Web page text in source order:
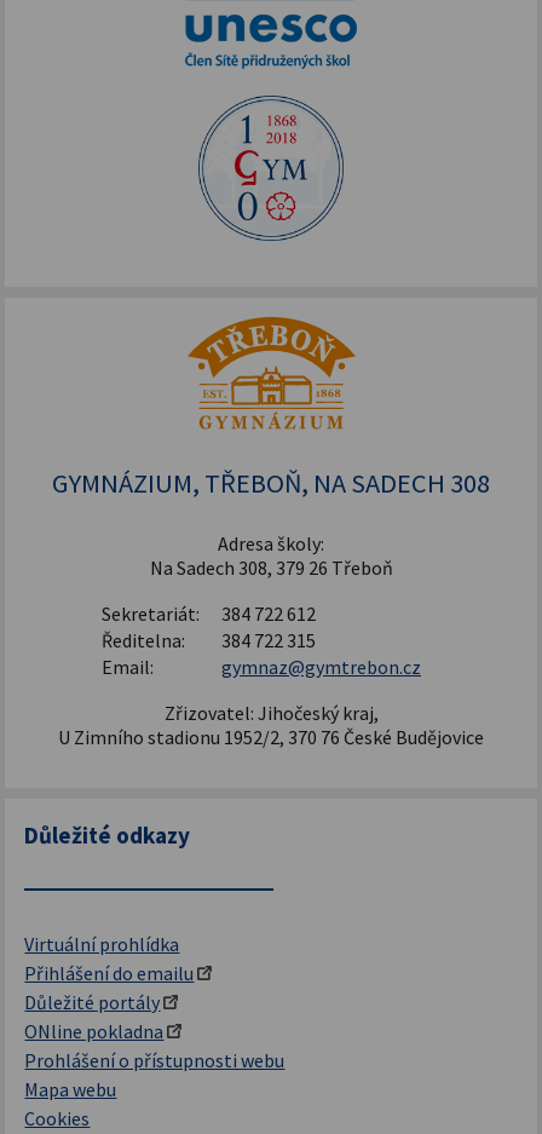
GYMNÁZIUM, TŘEBOŇ, NA SADECH 308
Adresa školy:
Na Sadech 308, 379 26 Třeboň
Sekretariát:
384 722 612
Ředitelna:
384 722 315
Email:
gymnaz@gymtrebon.cz
Zřizovatel: Jihočeský kraj,
U Zimního stadionu 1952/2, 370 76 České Budějovice
Důležité odkazy
Virtuální prohlídka
Přihlášení do emailu
Důležité portály
ONline pokladna
Prohlášení o přístupnosti webu
Mapa webu
Cookies